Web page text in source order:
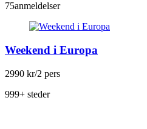
75anmeldelser
Weekend i Europa
2990 kr/2 pers
999+ steder